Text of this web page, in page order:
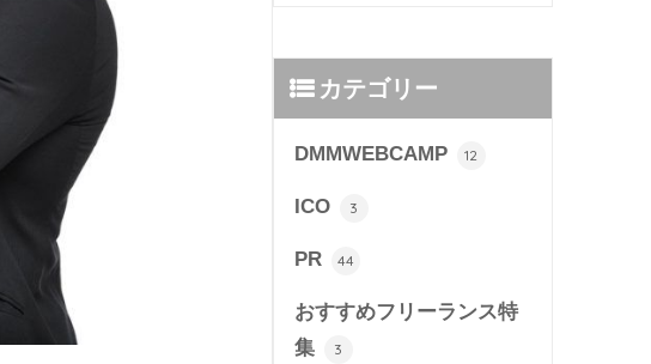
カテゴリー
DMMWEBCAMP 12
ICO 3
PR 44
おすすめフリーランス特
集
3